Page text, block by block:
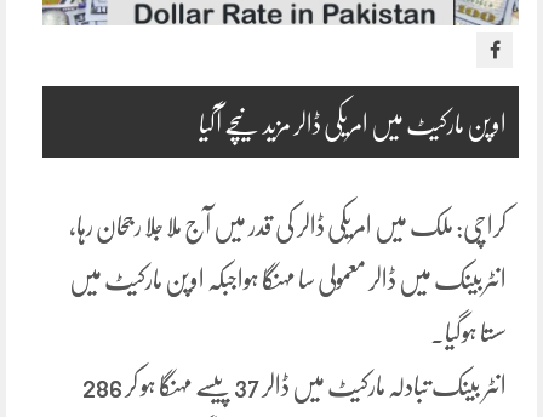
اوپن مارکیٹ میں امریکی ڈالر مزید نیچے آگیا
کراچی: ملک میں امریکی ڈالر کی قدر میں آج ملا جلا رجحان رہا،
انٹربینک میں ڈالر معمولی سا مہنگا ہواجبکہ اوپن مارکیٹ میں
سستا ہوگیا۔
انٹر بینک تبادلہ مارکیٹ میں ڈالر 37 پیسے مہنگا ہو کر 286